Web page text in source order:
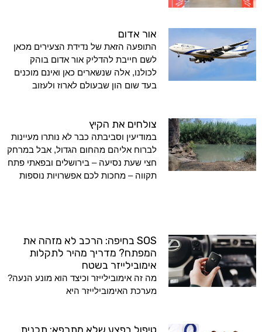
אור אדום
התופעה הזאת של נדידת הצעירים מכאן
לשם חייבת להדליק אור אדום בוהק
לכולנו, אלה שנשארים כאן ואינם מוכנים
בעד שום הון שבעולם לארוז ולעזוב
צולחים את הקיץ
במודיעין וסביבתה כבר לא נותרו מעיינות
לברוח אליהם מהחום הגדול, אבל במרחק
חצי שעת נסיעה – בירושלים ובפאתי פתח
תקווה – מחכות לכם אפשרויות נוספות
SOS בחיפה: הרכב לא מזהה את
המפתח? מדריך מהיר לתקלות
אימובילייזר בשטח
מה זה אימובילייזר וכיצד הוא מונע הנעה?
מערכת האימובילייזר היא
טיפול בפצע שלא מתרפא: תכנית